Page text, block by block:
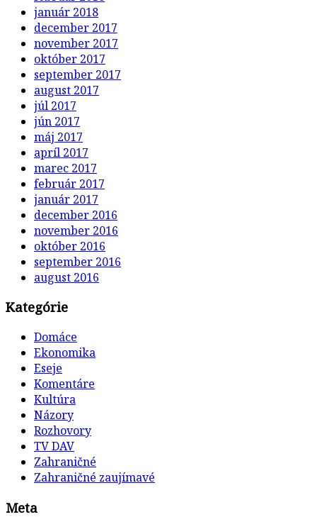
január 2018
december 2017
november 2017
október 2017
september 2017
august 2017
júl 2017
jún 2017
máj 2017
apríl 2017
marec 2017
február 2017
január 2017
december 2016
november 2016
október 2016
september 2016
august 2016
Kategórie
Domáce
Ekonomika
Eseje
Komentáre
Kultúra
Názory
Rozhovory
TV DAV
Zahraničné
Zahraničné zaujímavé
Meta